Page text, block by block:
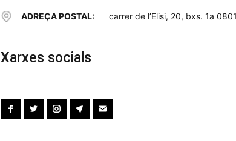
ADREÇA POSTAL: carrer de l’Elisi, 20, bxs. 1a
Xarxes socials